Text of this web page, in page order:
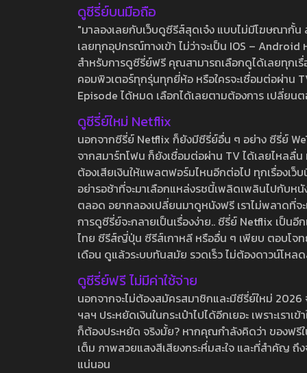
ดูซีรี่ย์บนมือถือ
"มาลองเลยกับเว็บดูซีรีส์สุดเจ๋ง แบบไม่มีโฆษณากั้
เลยทุกอุปกรณ์ทางเข้า ไม่ว่าจะเป็น IOS –
สำหรับการดูซีรี่ย์ฟรี คุณสามารถเลือกดูได้เลยทุกเ
คอมพิวเตอร์ทุกรุ่นทุกยี่ห้อ หรือใครจะเชื่อมต่อผ่าน
Episode ได้หมด เลือกได้เลยตามต้องการ เปลี่ยน
ดูซีรี่ย์ใหม่ Netflix
นอกจากซีรี่ย์ Netflix ก็ยังมีซีรี่ย์อื่น ๆ อย่าง ซีรี่ย์
จากสมาร์ทโฟน ก็ยังเชื่อมต่อผ่าน TV ได้เลยไหลลื่
ต้องเสียเงินให้แพลตฟอร์มไหนอีกต่อไป ทุกเรื่องเว็
อย่ารอช้าที่จะมาเลือกแหล่งรชนี้เพลิดเพลินไปกับห
ตลอด อยากลองเปลี่ยนมาดูหนังฟรี เราไม่พลาดที่
การดูซีรี่ย์จะกลายเป็นเรื่องง่าย.. ซีรี่ย์ Netflix เป็น
ไทย ซีรีส์ญี่ปุ่น ซีรีส์เกาหลี หรืออื่น ๆ เพียบ ตอบโจท
เดือน ดูแล้วระบบทันสมัย รวดเร็ว ไม่ต้องดาวน์โห
ดูซีรี่ย์ฟรี ไม่มีค่าใช้จ่าย
นอกจากจะไม่ต้องสมัครสมาชิกและมีซีรี่ย์ใหม่
ฯลฯ ประหยัดเงินในกระเป๋าไปได้อีกเยอะ เพราะเร
ก็ต้องประหยัด จริงมั้ย? หากคุณกำลังคิดว่า ของฟ
เต็ม ภาพสวยแสงสีเสียงกระหึ่มสะใจ และที่สำคัญ
แน่นอน